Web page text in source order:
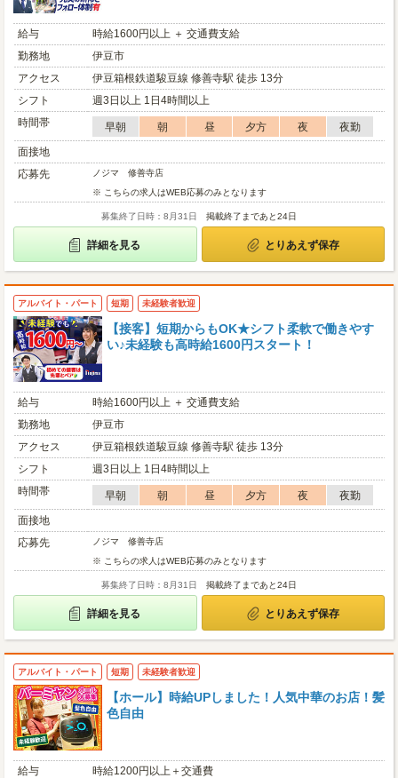
給与
時給1600円以上 ＋ 交通費支給
勤務地
伊豆市
アクセス
伊豆箱根鉄道駿豆線 修善寺駅 徒歩 13分
シフト
週3日以上 1日4時間以上
時間帯
早朝 朝 昼 夕方 夜
夜勤
面接地
応募先
ノジマ 修善寺店
※ こちらの求人はWEB応募のみとなります
募集終了日時：8月31日 掲載終了まであと24日
詳細を見る とりあえず保存
アルバイト・パート 短期 未経験者歓迎
【接客】短期からもOK★シフト柔軟で働きやす
い♪未経験も高時給1600円スタート！
給与
時給1600円以上 ＋ 交通費支給
勤務地
伊豆市
アクセス
伊豆箱根鉄道駿豆線 修善寺駅 徒歩 13分
シフト
週3日以上 1日4時間以上
時間帯
早朝 朝 昼 夕方 夜
夜勤
面接地
応募先
ノジマ 修善寺店
※ こちらの求人はWEB応募のみとなります
募集終了日時：8月31日 掲載終了まであと24日
詳細を見る とりあえず保存
アルバイト・パート 短期 未経験者歓迎
【ホール】時給UPしました！人気中華のお店！髪
色自由
給与
時給1200円以上＋交通費